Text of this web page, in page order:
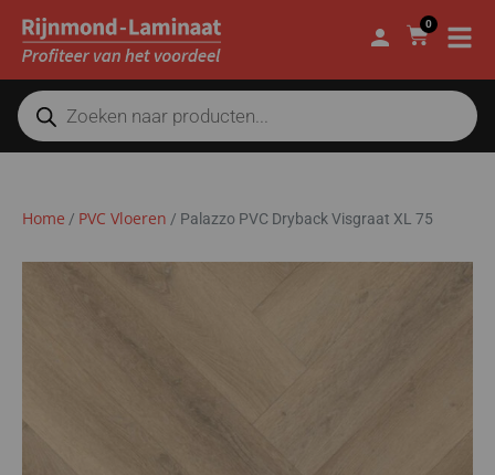
0
Home / PVC Vloeren / Palazzo PVC Dryback Visgraat XL 75